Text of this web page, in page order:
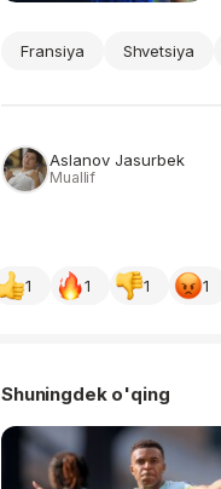
Fransiya Shvetsiya
Aslanov Jasurbek
Muallif
1 1 1 1
Shuningdek o'qing